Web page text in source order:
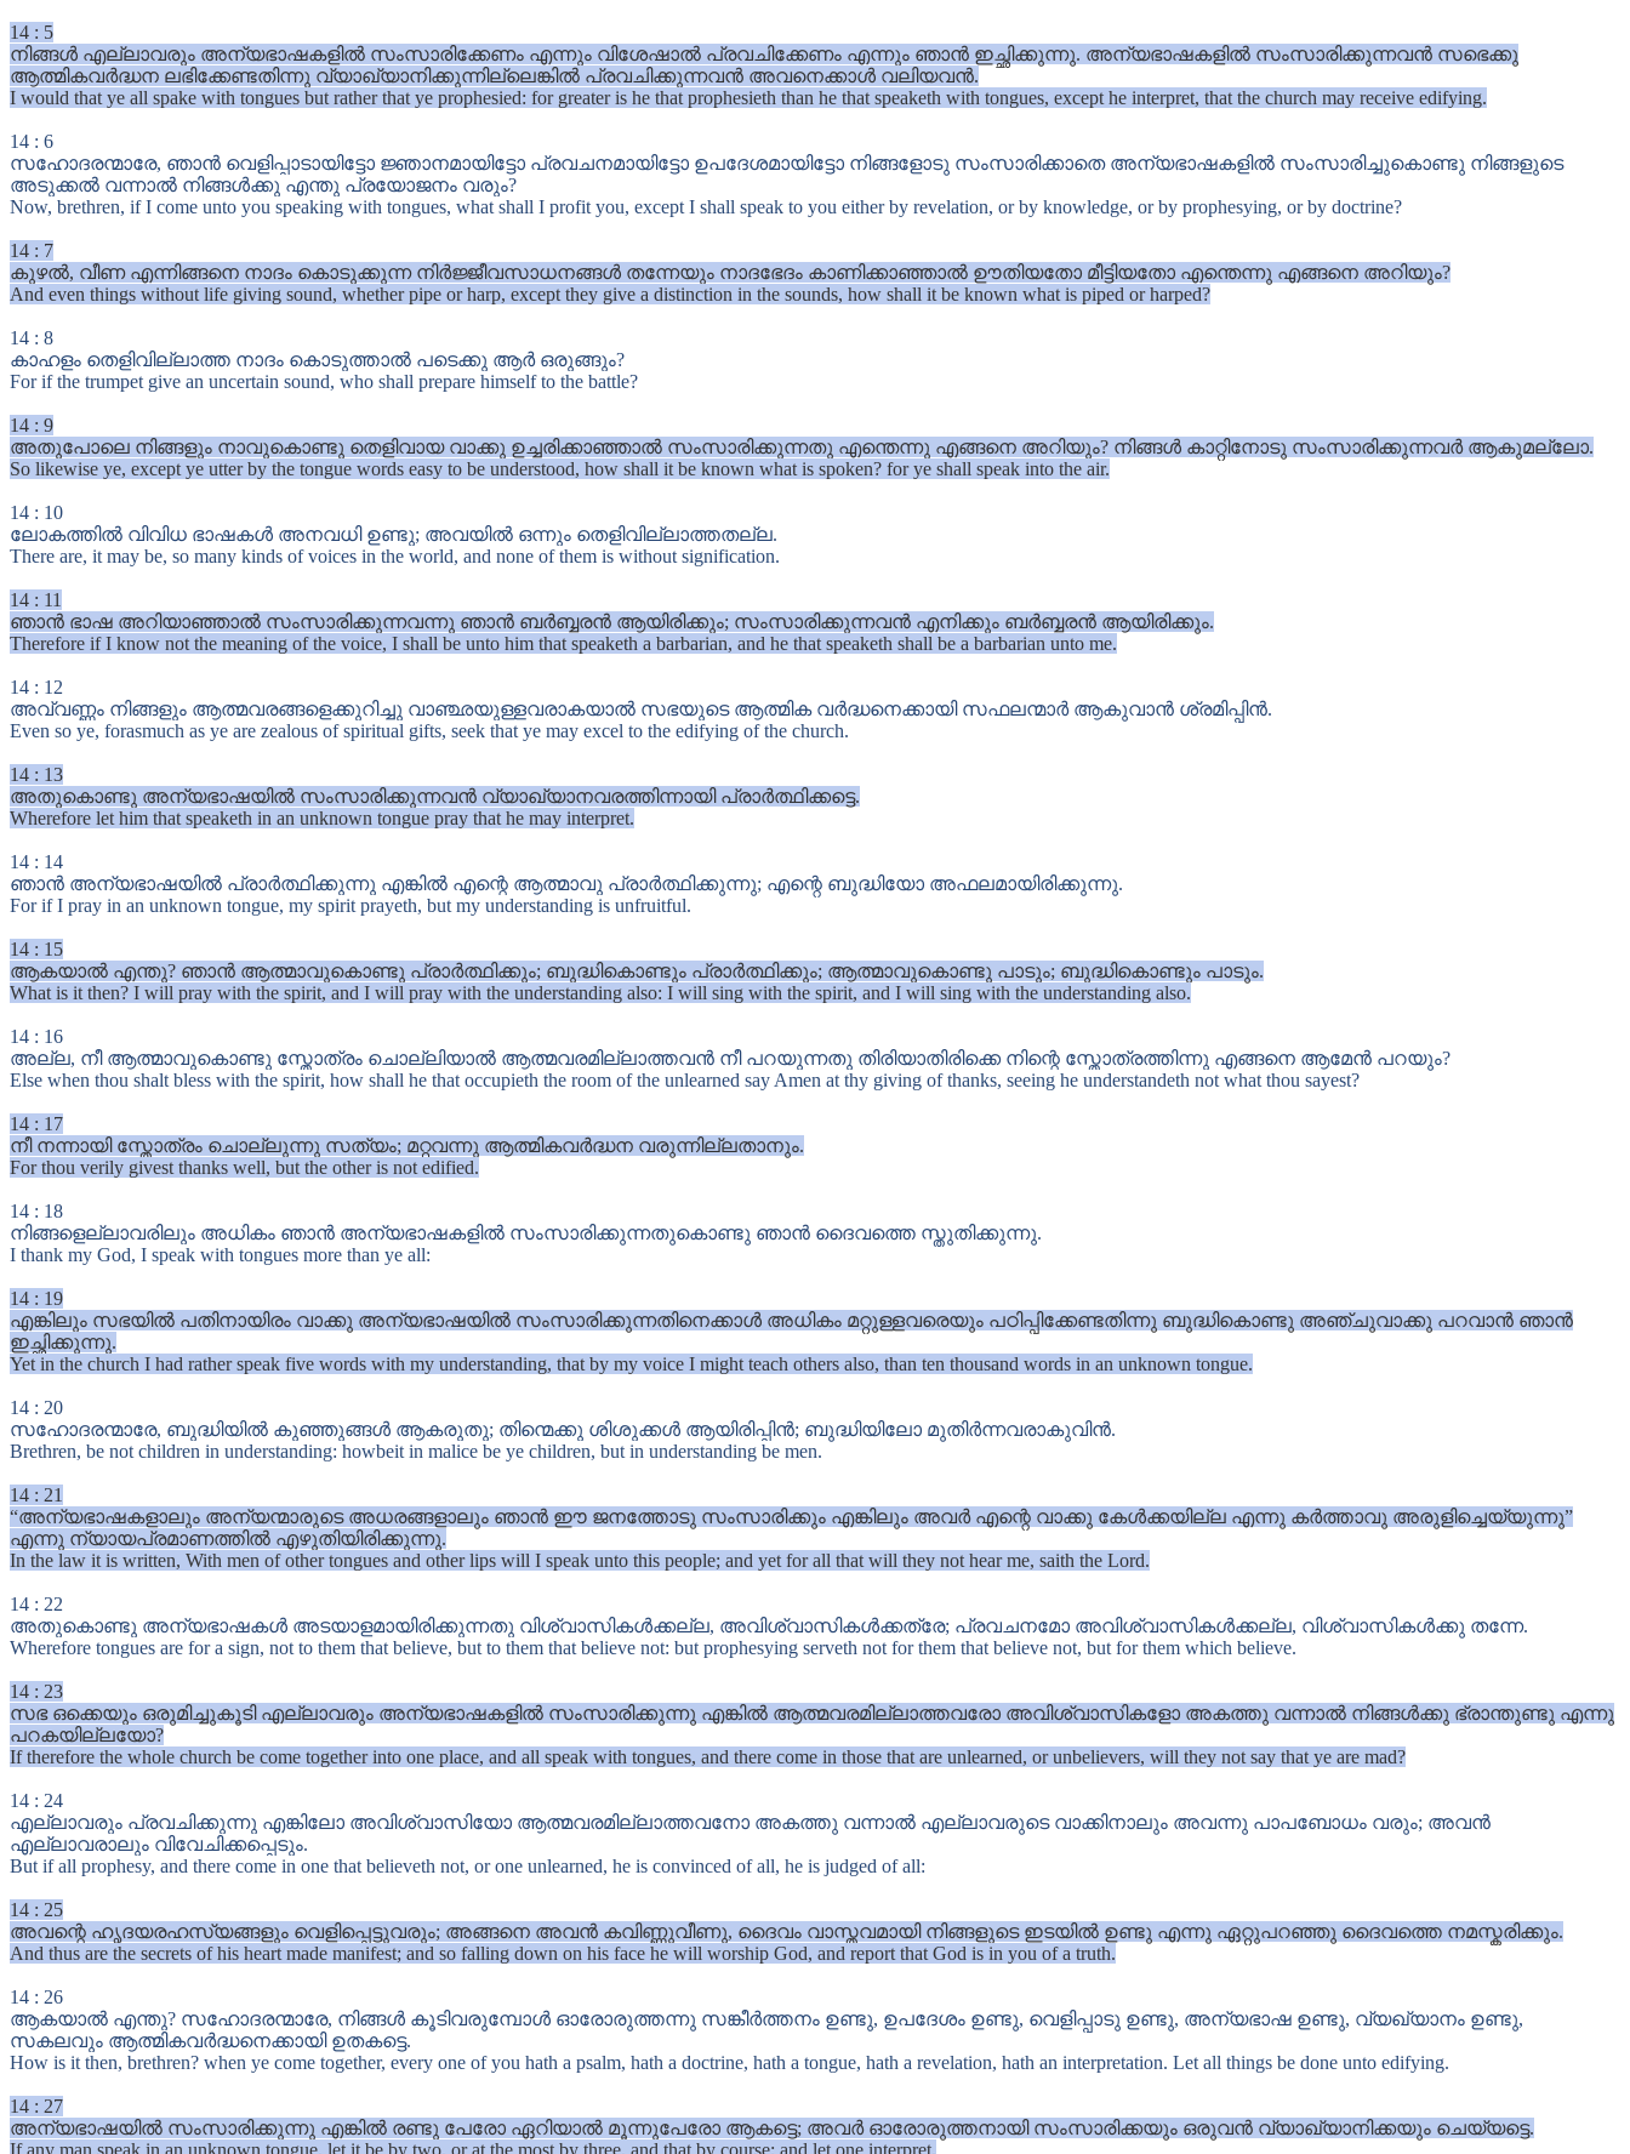
14 : 5
നിങ്ങൾ എല്ലാവരും അന്യഭാഷകളിൽ സംസാരിക്കേണം എന്നും വിശേഷാൽ പ്രവചിക്കേണം എന്നും ഞാൻ ഇച്ഛിക്കുന്നു. അന്യഭാഷകളിൽ സംസാരിക്കുന്നവൻ സഭെക്കു
ആത്മികവർദ്ധന ലഭിക്കേണ്ടതിന്നു വ്യാഖ്യാനിക്കുന്നില്ലെങ്കിൽ പ്രവചിക്കുന്നവൻ അവനെക്കാൾ വലിയവൻ.
I would that ye all spake with tongues but rather that ye prophesied: for greater is he that prophesieth than he that speaketh with tongues, except he interpret, that the church may receive edifying.
14 : 6
സഹോദരന്മാരേ, ഞാൻ വെളിപ്പാടായിട്ടോ ജ്ഞാനമായിട്ടോ പ്രവചനമായിട്ടോ ഉപദേശമായിട്ടോ നിങ്ങളോടു സംസാരിക്കാതെ അന്യഭാഷകളിൽ സംസാരിച്ചുകൊണ്ടു നിങ്ങളുടെ
അടുക്കൽ വന്നാൽ നിങ്ങൾക്കു എന്തു പ്രയോജനം വരും?
Now, brethren, if I come unto you speaking with tongues, what shall I profit you, except I shall speak to you either by revelation, or by knowledge, or by prophesying, or by doctrine?
14 : 7
കുഴൽ, വീണ എന്നിങ്ങനെ നാദം കൊടുക്കുന്ന നിർജ്ജീവസാധനങ്ങൾ തന്നേയും നാദഭേദം കാണിക്കാഞ്ഞാൽ ഊതിയതോ മീട്ടിയതോ എന്തെന്നു എങ്ങനെ അറിയും?
And even things without life giving sound, whether pipe or harp, except they give a distinction in the sounds, how shall it be known what is piped or harped?
14 : 8
കാഹളം തെളിവില്ലാത്ത നാദം കൊടുത്താൽ പടെക്കു ആർ ഒരുങ്ങും?
For if the trumpet give an uncertain sound, who shall prepare himself to the battle?
14 : 9
അതുപോലെ നിങ്ങളും നാവുകൊണ്ടു തെളിവായ വാക്കു ഉച്ചരിക്കാഞ്ഞാൽ സംസാരിക്കുന്നതു എന്തെന്നു എങ്ങനെ അറിയും? നിങ്ങൾ കാറ്റിനോടു സംസാരിക്കുന്നവർ ആകുമല്ലോ.
So likewise ye, except ye utter by the tongue words easy to be understood, how shall it be known what is spoken? for ye shall speak into the air.
14 : 10
ലോകത്തിൽ വിവിധ ഭാഷകൾ അനവധി ഉണ്ടു; അവയിൽ ഒന്നും തെളിവില്ലാത്തതല്ല.
There are, it may be, so many kinds of voices in the world, and none of them is without signification.
14 : 11
ഞാൻ ഭാഷ അറിയാഞ്ഞാൽ സംസാരിക്കുന്നവന്നു ഞാൻ ബർബ്ബരൻ ആയിരിക്കും; സംസാരിക്കുന്നവൻ എനിക്കും ബർബ്ബരൻ ആയിരിക്കും.
Therefore if I know not the meaning of the voice, I shall be unto him that speaketh a barbarian, and he that speaketh shall be a barbarian unto me.
14 : 12
അവ്വണ്ണം നിങ്ങളും ആത്മവരങ്ങളെക്കുറിച്ചു വാഞ്ഛയുള്ളവരാകയാൽ സഭയുടെ ആത്മിക വർദ്ധനെക്കായി സഫലന്മാർ ആകുവാൻ ശ്രമിപ്പിൻ.
Even so ye, forasmuch as ye are zealous of spiritual gifts, seek that ye may excel to the edifying of the church.
14 : 13
അതുകൊണ്ടു അന്യഭാഷയിൽ സംസാരിക്കുന്നവൻ വ്യാഖ്യാനവരത്തിന്നായി പ്രാർത്ഥിക്കട്ടെ.
Wherefore let him that speaketh in an unknown tongue pray that he may interpret.
14 : 14
ഞാൻ അന്യഭാഷയിൽ പ്രാർത്ഥിക്കുന്നു എങ്കിൽ എന്റെ ആത്മാവു പ്രാർത്ഥിക്കുന്നു; എന്റെ ബുദ്ധിയോ അഫലമായിരിക്കുന്നു.
For if I pray in an unknown tongue, my spirit prayeth, but my understanding is unfruitful.
14 : 15
ആകയാൽ എന്തു? ഞാൻ ആത്മാവുകൊണ്ടു പ്രാർത്ഥിക്കും; ബുദ്ധികൊണ്ടും പ്രാർത്ഥിക്കും; ആത്മാവുകൊണ്ടു പാടും; ബുദ്ധികൊണ്ടും പാടും.
What is it then? I will pray with the spirit, and I will pray with the understanding also: I will sing with the spirit, and I will sing with the understanding also.
14 : 16
അല്ല, നീ ആത്മാവുകൊണ്ടു സ്തോത്രം ചൊല്ലിയാൽ ആത്മവരമില്ലാത്തവൻ നീ പറയുന്നതു തിരിയാതിരിക്കെ നിന്റെ സ്തോത്രത്തിന്നു എങ്ങനെ ആമേൻ പറയും?
Else when thou shalt bless with the spirit, how shall he that occupieth the room of the unlearned say Amen at thy giving of thanks, seeing he understandeth not what thou sayest?
14 : 17
നീ നന്നായി സ്തോത്രം ചൊല്ലുന്നു സത്യം; മറ്റവന്നു ആത്മികവർദ്ധന വരുന്നില്ലതാനും.
For thou verily givest thanks well, but the other is not edified.
14 : 18
നിങ്ങളെല്ലാവരിലും അധികം ഞാൻ അന്യഭാഷകളിൽ സംസാരിക്കുന്നതുകൊണ്ടു ഞാൻ ദൈവത്തെ സ്തുതിക്കുന്നു.
I thank my God, I speak with tongues more than ye all:
14 : 19
എങ്കിലും സഭയിൽ പതിനായിരം വാക്കു അന്യഭാഷയിൽ സംസാരിക്കുന്നതിനെക്കാൾ അധികം മറ്റുള്ളവരെയും പഠിപ്പിക്കേണ്ടതിന്നു ബുദ്ധികൊണ്ടു അഞ്ചുവാക്കു പറവാൻ ഞാൻ
ഇച്ഛിക്കുന്നു.
Yet in the church I had rather speak five words with my understanding, that by my voice I might teach others also, than ten thousand words in an unknown tongue.
14 : 20
സഹോദരന്മാരേ, ബുദ്ധിയിൽ കുഞ്ഞുങ്ങൾ ആകരുതു; തിന്മെക്കു ശിശുക്കൾ ആയിരിപ്പിൻ; ബുദ്ധിയിലോ മുതിർന്നവരാകുവിൻ.
Brethren, be not children in understanding: howbeit in malice be ye children, but in understanding be men.
14 : 21
“അന്യഭാഷകളാലും അന്യന്മാരുടെ അധരങ്ങളാലും ഞാൻ ഈ ജനത്തോടു സംസാരിക്കും എങ്കിലും അവർ എന്റെ വാക്കു കേൾക്കയില്ല എന്നു കർത്താവു അരുളിച്ചെയ്യുന്നു”
എന്നു ന്യായപ്രമാണത്തിൽ എഴുതിയിരിക്കുന്നു.
In the law it is written, With men of other tongues and other lips will I speak unto this people; and yet for all that will they not hear me, saith the Lord.
14 : 22
അതുകൊണ്ടു അന്യഭാഷകൾ അടയാളമായിരിക്കുന്നതു വിശ്വാസികൾക്കല്ല, അവിശ്വാസികൾക്കത്രേ; പ്രവചനമോ അവിശ്വാസികൾക്കല്ല, വിശ്വാസികൾക്കു തന്നേ.
Wherefore tongues are for a sign, not to them that believe, but to them that believe not: but prophesying serveth not for them that believe not, but for them which believe.
14 : 23
സഭ ഒക്കെയും ഒരുമിച്ചുകൂടി എല്ലാവരും അന്യഭാഷകളിൽ സംസാരിക്കുന്നു എങ്കിൽ ആത്മവരമില്ലാത്തവരോ അവിശ്വാസികളോ അകത്തു വന്നാൽ നിങ്ങൾക്കു ഭ്രാന്തുണ്ടു എന്നു
പറകയില്ലയോ?
If therefore the whole church be come together into one place, and all speak with tongues, and there come in those that are unlearned, or unbelievers, will they not say that ye are mad?
14 : 24
എല്ലാവരും പ്രവചിക്കുന്നു എങ്കിലോ അവിശ്വാസിയോ ആത്മവരമില്ലാത്തവനോ അകത്തു വന്നാൽ എല്ലാവരുടെ വാക്കിനാലും അവന്നു പാപബോധം വരും; അവൻ
എല്ലാവരാലും വിവേചിക്കപ്പെടും.
But if all prophesy, and there come in one that believeth not, or one unlearned, he is convinced of all, he is judged of all:
14 : 25
അവന്റെ ഹൃദയരഹസ്യങ്ങളും വെളിപ്പെട്ടുവരും; അങ്ങനെ അവൻ കവിണ്ണുവീണു, ദൈവം വാസ്തവമായി നിങ്ങളുടെ ഇടയിൽ ഉണ്ടു എന്നു ഏറ്റുപറഞ്ഞു ദൈവത്തെ നമസ്കരിക്കും.
And thus are the secrets of his heart made manifest; and so falling down on his face he will worship God, and report that God is in you of a truth.
14 : 26
ആകയാൽ എന്തു? സഹോദരന്മാരേ, നിങ്ങൾ കൂടിവരുമ്പോൾ ഓരോരുത്തന്നു സങ്കീർത്തനം ഉണ്ടു, ഉപദേശം ഉണ്ടു, വെളിപ്പാടു ഉണ്ടു, അന്യഭാഷ ഉണ്ടു, വ്യഖ്യാനം ഉണ്ടു,
സകലവും ആത്മികവർദ്ധനെക്കായി ഉതകട്ടെ.
How is it then, brethren? when ye come together, every one of you hath a psalm, hath a doctrine, hath a tongue, hath a revelation, hath an interpretation. Let all things be done unto edifying.
14 : 27
അന്യഭാഷയിൽ സംസാരിക്കുന്നു എങ്കിൽ രണ്ടു പേരോ ഏറിയാൽ മൂന്നുപേരോ ആകട്ടെ; അവർ ഓരോരുത്തനായി സംസാരിക്കയും ഒരുവൻ വ്യാഖ്യാനിക്കയും ചെയ്യട്ടെ.
If any man speak in an unknown tongue, let it be by two, or at the most by three, and that by course; and let one interpret.